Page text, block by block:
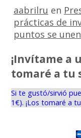
aabrilru en
prácticas de
puntos se
¡Invítame a
tomaré a tu
Si te gustó/sirvió
1€). ¡Los tomaré a tu